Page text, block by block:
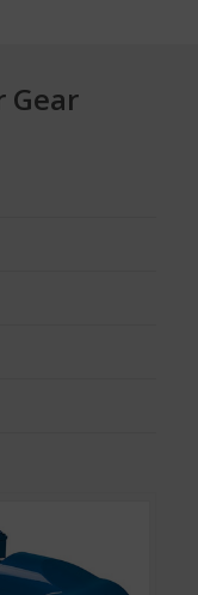
Gear